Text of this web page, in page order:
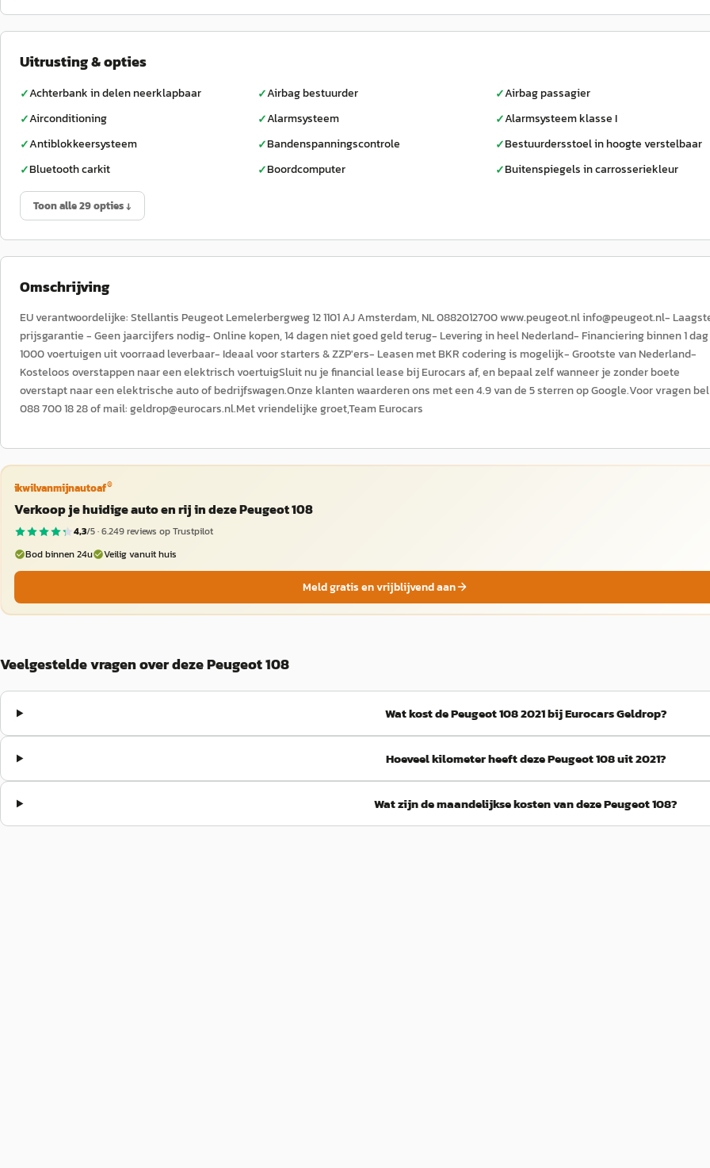
Uitrusting & opties
✓Achterbank in delen neerklapbaar ✓Airbag bestuurder ✓Airbag passagier
✓Airconditioning ✓Alarmsysteem ✓Alarmsysteem klasse I
✓Antiblokkeersysteem ✓Bandenspanningscontrole ✓Bestuurdersstoel in hoogte verstelbaar
✓Bluetooth carkit ✓Boordcomputer ✓Buitenspiegels in carrosseriekleur
Toon alle 29 opties ↓
Omschrijving
EU verantwoordelijke: Stellantis Peugeot Lemelerbergweg 12 1101 AJ Amsterdam, NL 0882012700 www.peugeot.nl info@peugeot.nl-
prijsgarantie - Geen jaarcijfers nodig- Online kopen, 14 dagen niet goed geld terug- Levering in heel Nederland- Financiering binnen 1
1000 voertuigen uit voorraad leverbaar- Ideaal voor starters & ZZP'ers- Leasen met BKR codering is mogelijk- Grootste van Nederland-
Kosteloos overstappen naar een elektrisch voertuigSluit nu je financial lease bij Eurocars af, en bepaal zelf wanneer je zonder boete
overstapt naar een elektrische auto of bedrijfswagen.Onze klanten waarderen ons met een 4.9 van de 5 sterren op Google.Voor vragen bel
088 700 18 28 of mail: geldrop@eurocars.nl.Met vriendelijke groet,Team Eurocars
ikwilvanmijnautoaf®
Verkoop je huidige auto en rij in deze Peugeot 108
4,3/5 ·6.249reviews op Trustpilot
Bod binnen 24u
Veilig vanuit huis
Meld gratis en vrijblijvend aan
Veelgestelde vragen over deze Peugeot 108
Wat kost de Peugeot 108 2021 bij Eurocars Geldrop?
Hoeveel kilometer heeft deze Peugeot 108 uit 2021?
Wat zijn de maandelijkse kosten van deze Peugeot 108?